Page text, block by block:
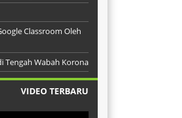
Classroom Oleh
Tengah Wabah Korona
VIDEO TERBARU